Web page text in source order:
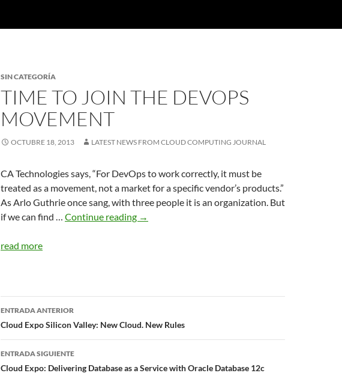
SIN CATEGORÍA
TIME TO JOIN THE DEVOPS
MOVEMENT
OCTUBRE 18, 2013 LATEST NEWS FROM CLOUD COMPUTING JOURNAL
CA Technologies says, “For DevOps to work correctly, it must be
treated as a movement, not a market for a specific vendor’s products.”
As Arlo Guthrie once sang, with three people it is an organization. But
if we can find … Continue reading →
read more
Navegador
de
entradas
ENTRADA ANTERIOR
Cloud Expo Silicon Valley: New Cloud. New Rules
ENTRADA SIGUIENTE
Cloud Expo: Delivering Database as a Service with Oracle Database 12c